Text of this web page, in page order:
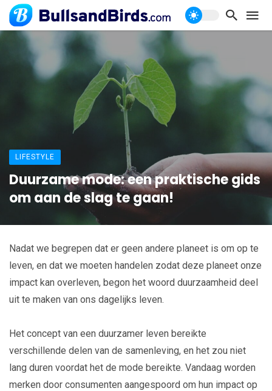
LIFESTYLE
Duurzame mode: een praktische gids
om aan de slag te gaan!
Nadat we begrepen dat er geen andere planeet is om op te
leven, en dat we moeten handelen zodat deze planeet onze
impact kan overleven, begon het woord duurzaamheid deel
uit te maken van ons dagelijks leven.
Het concept van een duurzamer leven bereikte
verschillende delen van de samenleving, en het zou niet
lang duren voordat het de mode bereikte. Vandaag worden
merken door consumenten aangespoord om hun impact op